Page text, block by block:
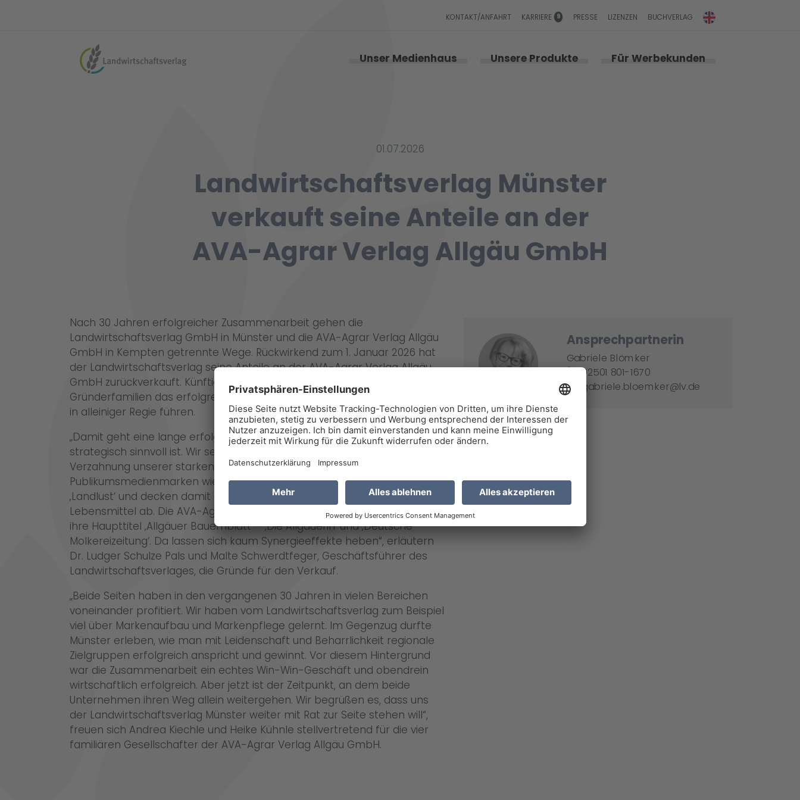
KONTAKT/ANFAHRT KARRIERE 9 PRESSE LIZENZEN BUCHVERLAG
Unser Medienhaus Unsere Produkte Für Werbekunden
01.07.2026
Landwirt­schafts­verlag Münster
verkauft seine Anteile an der
AVA-Agrar Verlag Allgäu GmbH
Ansprechpartnerin
Gabriele Blömker
02501 801-1670
gabriele.bloemker@lv.de
Nach 30 Jahren erfolgreicher Zusammenarbeit gehen die
Landwirtschaftsverlag GmbH in Münster und die AVA-Agrar Verlag Allgäu
GmbH in Kempten getrennte Wege. Rückwirkend zum 1. Januar 2026 hat
der Landwirtschaftsverlag seine Anteile an der AVA-Agrar Verlag Allgäu
GmbH zurückverkauft. Künftig werden die Gesellschafter der
Gründerfamilien das erfolgreiche Allgäuer Traditionsunternehmen wieder
in alleiniger Regie führen.
„Damit geht eine lange erfolgreiche Partnerschaft zu Ende, weil es
strategisch sinnvoll ist. Wir setzen in Münster auf eine immer intensivere
Verzahnung unserer starken nationalen Fach- und
Publikumsmedienmarken wie ‚top agrar‘, ‚Lebensmittel Praxis‘ oder
‚Landlust‘ und decken damit die gesamte Wertschöpfungskette
Lebensmittel ab. Die AVA-Agrar Verlag Allgäu GmbH konzentriert sich auf
ihre Haupttitel ‚Allgäuer Bauernblatt‘ - ‚Die Allgäuerin‘ und ‚Deutsche
Molkereizeitung‘. Da lassen sich kaum Synergieeffekte heben“, erläutern
Dr. Ludger Schulze Pals und Malte Schwerdtfeger, Geschäftsführer des
Landwirtschaftsverlages, die Gründe für den Verkauf.
„Beide Seiten haben in den vergangenen 30 Jahren in vielen Bereichen
voneinander profitiert. Wir haben vom Landwirtschaftsverlag zum Beispiel
viel über Markenaufbau und Markenpflege gelernt. Im Gegenzug durfte
Münster erleben, wie man mit Leidenschaft und Beharrlichkeit regionale
Zielgruppen erfolgreich anspricht und gewinnt. Vor diesem Hintergrund
war die Zusammenarbeit ein echtes Win-Win-Geschäft und obendrein
wirtschaftlich erfolgreich. Aber jetzt ist der Zeitpunkt, an dem beide
Unternehmen ihren Weg allein weitergehen. Wir begrüßen es, dass uns
der Landwirtschaftsverlag Münster weiter mit Rat zur Seite stehen will“,
freuen sich Andrea Kiechle und Heike Kühnle stellvertretend für die vier
familiären Gesellschafter der AVA-Agrar Verlag Allgäu GmbH.